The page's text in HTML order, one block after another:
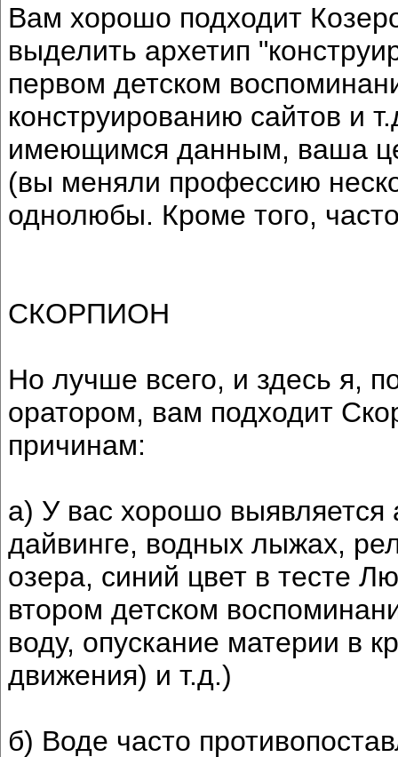
Вам хорошо подходит
выделить архетип
первом детском
конструированию сайтов и
имеющимся данным, ваша
(вы меняли профессию
однолюбы. Кроме того,
СКОРПИОН
Но лучше всего, и здесь я,
оратором, вам подходит
причинам:
а) У вас хорошо выявляется
дайвинге, водных лыжах,
озера, синий цвет в тесте
втором детском
воду, опускание материи в
движения) и т.д.)
б) Воде часто